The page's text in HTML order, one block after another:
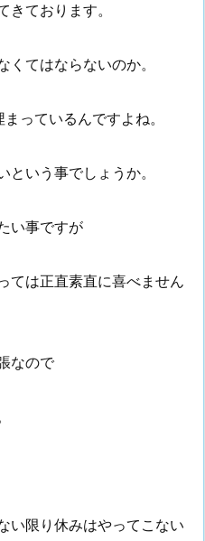
ております。
てはならないのか。
っているんですよね。
いう事でしょうか。
い事ですが
ては正直素直に喜べません
なので
い限り休みはやってこない